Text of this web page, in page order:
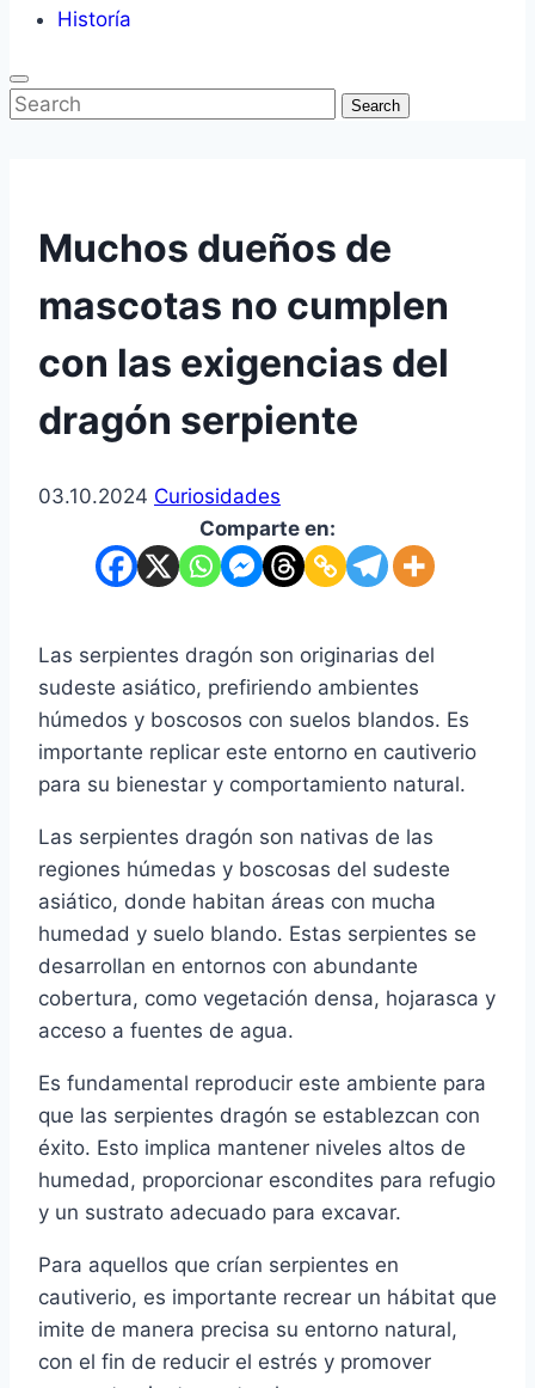
Historía
Search
Muchos dueños de
mascotas no cumplen
con las exigencias del
dragón serpiente
03.10.2024 Curiosidades
Comparte en:
Las serpientes dragón son originarias del
sudeste asiático, prefiriendo ambientes
húmedos y boscosos con suelos blandos. Es
importante replicar este entorno en cautiverio
para su bienestar y comportamiento natural.
Las serpientes dragón son nativas de las
regiones húmedas y boscosas del sudeste
asiático, donde habitan áreas con mucha
humedad y suelo blando. Estas serpientes se
desarrollan en entornos con abundante
cobertura, como vegetación densa, hojarasca y
acceso a fuentes de agua.
Es fundamental reproducir este ambiente para
que las serpientes dragón se establezcan con
éxito. Esto implica mantener niveles altos de
humedad, proporcionar escondites para refugio
y un sustrato adecuado para excavar.
Para aquellos que crían serpientes en
cautiverio, es importante recrear un hábitat que
imite de manera precisa su entorno natural,
con el fin de reducir el estrés y promover